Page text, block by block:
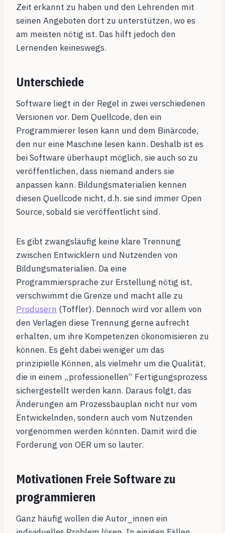
Zeit erkannt zu haben und den Lehrenden mit
seinen Angeboten dort zu unterstützen, wo es
am meisten nötig ist. Das hilft jedoch den
Lernenden keineswegs.
Unterschiede
Software liegt in der Regel in zwei verschiedenen
Versionen vor. Dem Quellcode, den ein
Programmierer lesen kann und dem Binärcode,
den nur eine Maschine lesen kann. Deshalb ist es
bei Software überhaupt möglich, sie auch so zu
veröffentlichen, dass niemand anders sie
anpassen kann. Bildungsmaterialien kennen
diesen Quellcode nicht, d.h. sie sind immer Open
Source, sobald sie veröffentlicht sind.
Es gibt zwangsläufig keine klare Trennung
zwischen Entwicklern und Nutzenden von
Bildungsmaterialien. Da eine
Programmiersprache zur Erstellung nötig ist,
verschwimmt die Grenze und macht alle zu
Produsern (Toffler). Dennoch wird vor allem von
den Verlagen diese Trennung gerne aufrecht
erhalten, um ihre Kompetenzen ökonomisieren zu
können. Es geht dabei weniger um das
prinzipielle Können, als vielmehr um die Qualität,
die in einem „professionellen“ Fertigungsprozess
sichergestellt werden kann. Daraus folgt, das
Änderungen am Prozessbauplan nicht nur vom
Entwickelnden, sondern auch vom Nutzenden
vorgenommen werden könnten. Damit wird die
Forderung von OER um so lauter.
Motivationen Freie Software zu
programmieren
Ganz häufig wollen die Autor_innen ein